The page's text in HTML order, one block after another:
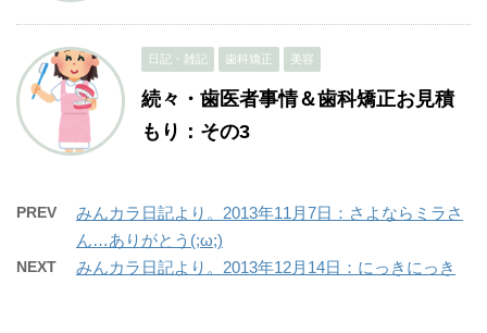
日記・雑記 歯科矯正 美容
続々・歯医者事情＆歯科矯正お見積
もり：その3
PREV
みんカラ日記より。2013年11月7日：さよならミラさ
ん…ありがとう(;ω;)
NEXT みんカラ日記より。2013年12月14日：にっきにっき